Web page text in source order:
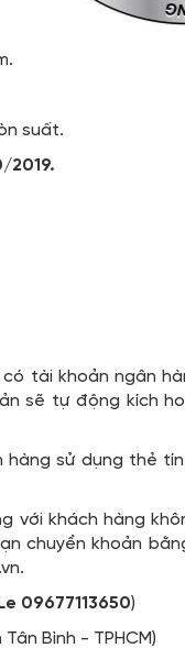
suất.
2019.
tài khoản ngân
sẽ tự động kích
hàng sử dụng thẻ
với khách hàng
chuyển khoản
09677113650)
Bình - TPHCM)